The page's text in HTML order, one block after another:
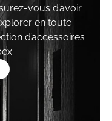
vous d’avoir
en toute
d’accessoires